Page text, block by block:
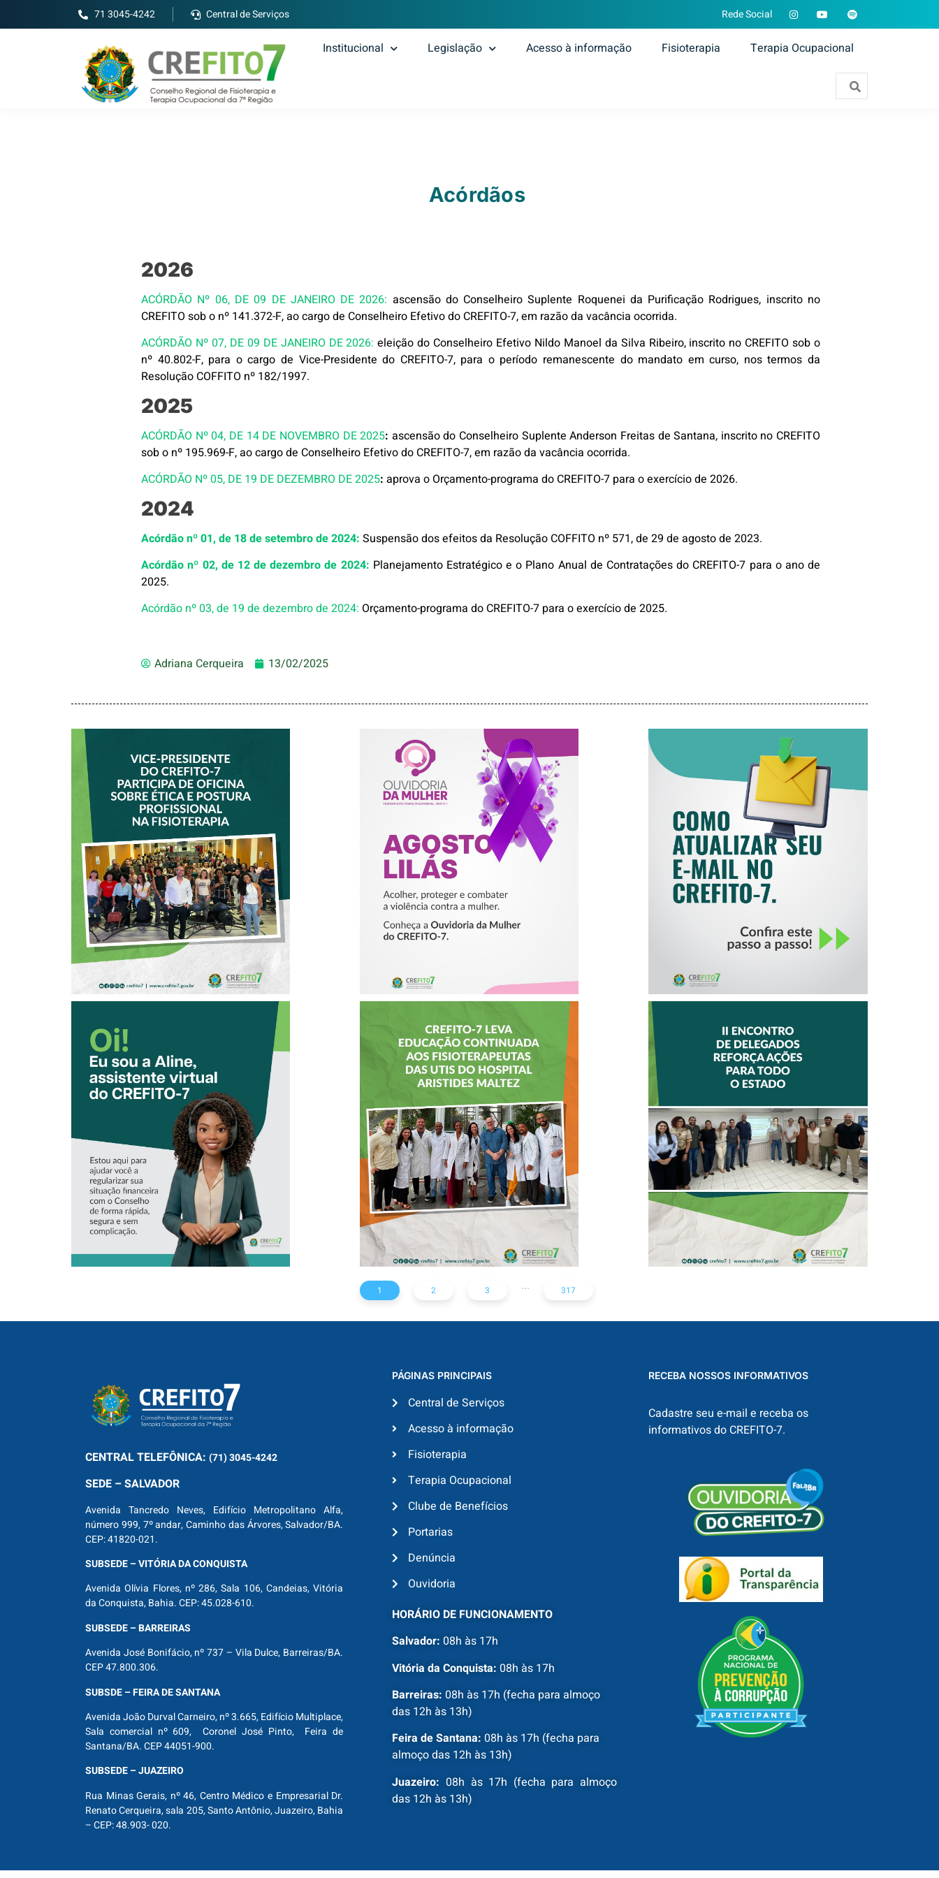
71 3045-4242 Central de Serviços Rede Social
Institucional Legislação Acesso à informação Fisioterapia Terapia Ocupacional
Acórdãos
2026
ACÓRDÃO Nº 06, DE 09 DE JANEIRO DE 2026: ascensão do Conselheiro Suplente Roquenei da Purificação Rodrigues, inscrito no
CREFITO sob o nº 141.372-F, ao cargo de Conselheiro Efetivo do CREFITO-7, em razão da vacância ocorrida.
ACÓRDÃO Nº 07, DE 09 DE JANEIRO DE 2026: eleição do Conselheiro Efetivo Nildo Manoel da Silva Ribeiro, inscrito no CREFITO sob o
nº 40.802-F, para o cargo de Vice-Presidente do CREFITO-7, para o período remanescente do mandato em curso, nos termos da
Resolução COFFITO nº 182/1997.
2025
ACÓRDÃO Nº 04, DE 14 DE NOVEMBRO DE 2025: ascensão do Conselheiro Suplente Anderson Freitas de Santana, inscrito no CREFITO
sob o nº 195.969-F, ao cargo de Conselheiro Efetivo do CREFITO-7, em razão da vacância ocorrida.
ACÓRDÃO Nº 05, DE 19 DE DEZEMBRO DE 2025: aprova o Orçamento-programa do CREFITO-7 para o exercício de 2026.
2024
Acórdão nº 01, de 18 de setembro de 2024:Suspensão dos efeitos da Resolução COFFITO nº 571, de 29 de agosto de 2023.
Acórdão nº 02, de 12 de dezembro de 2024: Planejamento Estratégico e o Plano Anual de Contratações do CREFITO-7 para o ano de
2025.
Acórdão nº 03, de 19 de dezembro de 2024: Orçamento-programa do CREFITO-7 para o exercício de 2025.
Adriana Cerqueira 13/02/2025
VICE-PRESIDENTE
DO CREFITO-7
PARTICIPA DE
OFICINA SOBRE
ÉTICA E POSTURA
PROFISSIONAL NA
FISIOTERAPIA
AGOSTO LILÁS –
ACOLHER,
PROTEGER E
COMBATER A
VIOLÊNCIA
CONTRA A
MULHER
COMO ATUALIZAR
SEU E-MAIL NO
CREFITO-7
CONHEÇA A
‘ALINE’,
ASSISTENTE
VIRTUAL DO
CREFITO-7
CREFITO-7 LEVA
EDUCAÇÃO
CONTINUADA AOS
FISIOTERAPEUTAS
DAS UTIs DO
HOSPITAL
ARISTIDES
MALTEZ
II ENCONTRO DE
REFORÇA AÇÕES
PARA TODO O
ESTADO
1 2 3 ... 317
CENTRALTELEFÔNICA: (71) 3045-4242
SEDE – SALVADOR
Avenida Tancredo Neves, Edifício Metropolitano Alfa,
número 999, 7º andar, Caminho das Árvores, Salvador/BA.
CEP: 41820-021.
SUBSEDE – VITÓRIA DA CONQUISTA
Avenida Olívia Flores, nº 286, Sala 106, Candeias, Vitória
da Conquista, Bahia. CEP: 45.028-610.
SUBSEDE – BARREIRAS
Avenida José Bonifácio, nº 737 – Vila Dulce, Barreiras/BA.
CEP 47.800.306.
SUBSDE – FEIRA DE SANTANA
Avenida João Durval Carneiro, nº 3.665, Edifício Multiplace,
Sala comercial nº 609, Coronel José Pinto, Feira de
Santana/BA. CEP 44051-900.
SUBSEDE – JUAZEIRO
Rua Minas Gerais, nº 46, Centro Médico e Empresarial Dr.
Renato Cerqueira, sala 205, Santo Antônio, Juazeiro, Bahia
– CEP: 48.903- 020.
PÁGINAS PRINCIPAIS
Central de Serviços
Acesso à informação
Fisioterapia
Terapia Ocupacional
Clube de Benefícios
Portarias
Denúncia
Ouvidoria
HORÁRIO DE FUNCIONAMENTO
Salvador: 08h às 17h
Vitória da Conquista: 08h às 17h
Barreiras: 08h às 17h (fecha para almoço
das 12h às 13h)
Feira de Santana: 08h às 17h (fecha para
almoço das 12h às 13h)
Juazeiro: 08h às 17h (fecha para almoço
das 12h às 13h)
RECEBA NOSSOS INFORMATIVOS
Cadastre seu e-mail e receba os
informativos do CREFITO-7.